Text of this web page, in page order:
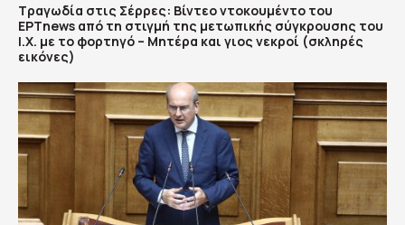
Τραγωδία στις Σέρρες: Βίντεο ντοκουμέντο του
ΕΡΤnews από τη στιγμή της μετωπικής σύγκρουσης του
Ι.Χ. με το φορτηγό – Μητέρα και γιος νεκροί (σκληρές
εικόνες)